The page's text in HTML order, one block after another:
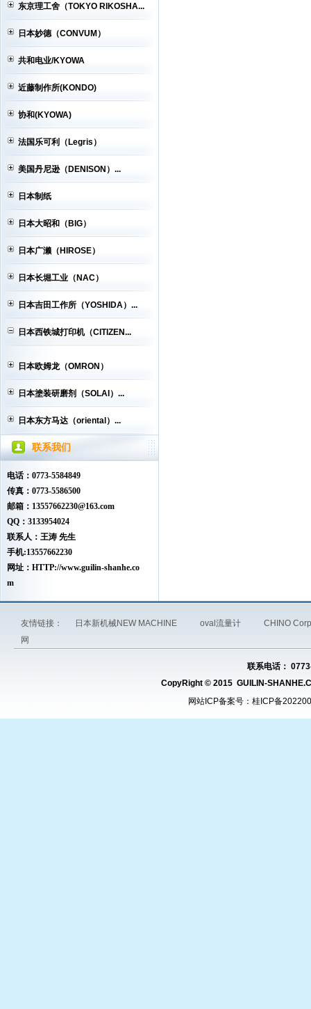
东京理工舍（TOKYO RIKOSHA...
日本妙德（CONVUM）
共和电业/KYOWA
近藤制作所(KONDO)
协和(KYOWA)
法国乐可利（Legris）
美国丹尼逊（DENISON）...
日本制纸
日本大昭和（BIG）
日本广濑（HIROSE）
日本长堀工业（NAC）
日本吉田工作所（YOSHIDA）...
日本西铁城打印机（CITIZEN...
日本欧姆龙（OMRON）
日本塗装研磨剂（SOLAI）...
日本东方马达（oriental）...
联系我们
电话：0773-5584849
传真：0773-5586500
邮箱：13557662230@163.com
QQ：3133954024
联系人：王涛 先生
手机:13557662230
网址：HTTP://www.guilin-shanhe.co
m
友情链接： 日本新机械NEW MACHINE oval流量计
CHINO
网
联系电话：
CopyRight © 2015 GUILIN-
网站ICP备案号： 桂ICP备